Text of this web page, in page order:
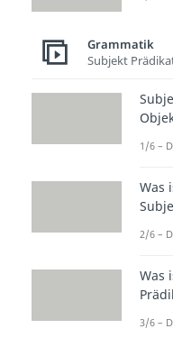
Grammatik
Subjekt
1/6 –
Was
2/6 –
Was
3/6 –